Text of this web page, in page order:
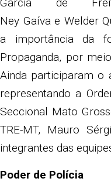
Garcia de
Ney Gaíva e Welder
a importância da
Propaganda, por
Ainda participaram o
representando a
Seccional Mato
TRE-MT, Mauro
integrantes das
Poder de Polícia